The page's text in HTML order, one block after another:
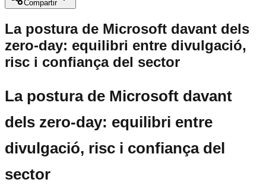
Compartir
La postura de Microsoft davant dels
zero-day: equilibri entre divulgació,
risc i confiança del sector
La postura de Microsoft davant
dels zero-day: equilibri entre
divulgació, risc i confiança del
sector